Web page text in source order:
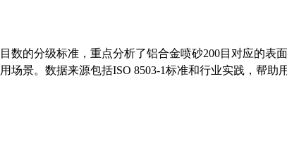
数的分级标准，重点分析了铝合金喷砂200目对应的表面
场景。数据来源包括ISO 8503-1标准和行业实践，帮助